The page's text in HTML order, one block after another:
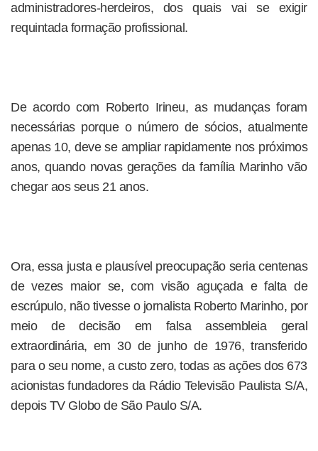
administradores-herdeiros, dos quais vai se exigir
requintada formação profissional.
De acordo com Roberto Irineu, as mudanças foram
necessárias porque o número de sócios, atualmente
apenas 10, deve se ampliar rapidamente nos próximos
anos, quando novas gerações da família Marinho vão
chegar aos seus 21 anos.
Ora, essa justa e plausível preocupação seria centenas
de vezes maior se, com visão aguçada e falta de
escrúpulo, não tivesse o jornalista Roberto Marinho, por
meio de decisão em falsa assembleia geral
extraordinária, em 30 de junho de 1976, transferido
para o seu nome, a custo zero, todas as ações dos 673
acionistas fundadores da Rádio Televisão Paulista S/A,
depois TV Globo de São Paulo S/A.